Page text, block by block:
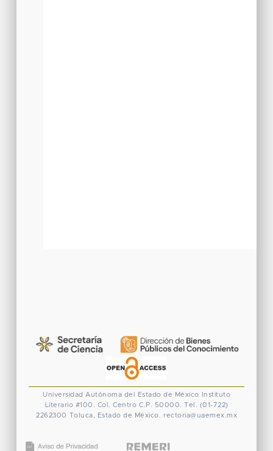
Universidad Autónoma del Estado de México
Instituto
Literario #100. Col. Centro C.P. 50000. Tel. (01-722)
2262300 Toluca, Estado de México. rectoria@uaemex.mx